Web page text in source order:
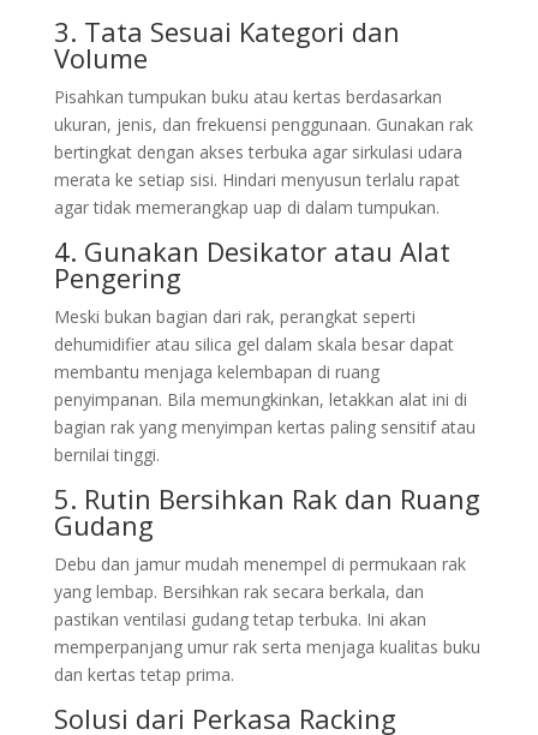
3. Tata Sesuai Kategori dan
Volume
Pisahkan tumpukan buku atau kertas berdasarkan
ukuran, jenis, dan frekuensi penggunaan. Gunakan rak
bertingkat dengan akses terbuka agar sirkulasi udara
merata ke setiap sisi. Hindari menyusun terlalu rapat
agar tidak memerangkap uap di dalam tumpukan.
4. Gunakan Desikator atau Alat
Pengering
Meski bukan bagian dari rak, perangkat seperti
dehumidifier atau silica gel dalam skala besar dapat
membantu menjaga kelembapan di ruang
penyimpanan. Bila memungkinkan, letakkan alat ini di
bagian rak yang menyimpan kertas paling sensitif atau
bernilai tinggi.
5. Rutin Bersihkan Rak dan Ruang
Gudang
Debu dan jamur mudah menempel di permukaan rak
yang lembap. Bersihkan rak secara berkala, dan
pastikan ventilasi gudang tetap terbuka. Ini akan
memperpanjang umur rak serta menjaga kualitas buku
dan kertas tetap prima.
Solusi dari Perkasa Racking